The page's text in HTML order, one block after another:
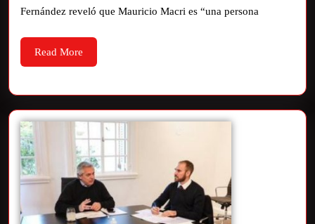
Fernández reveló que Mauricio Macri es “una persona
Read More